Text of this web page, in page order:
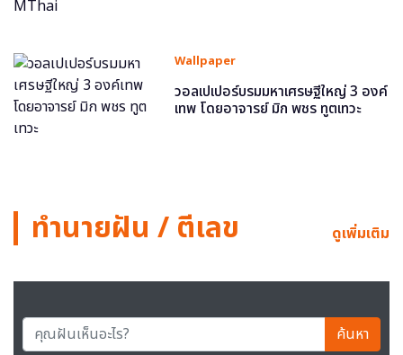
Wallpaper
วอลเปเปอร์บรมมหาเศรษฐีใหญ่ 3 องค์
เทพ โดยอาจารย์ มิก พชร ทูตเทวะ
ทำนายฝัน / ตีเลข ดูเพิ่มเติม
ค้นหา